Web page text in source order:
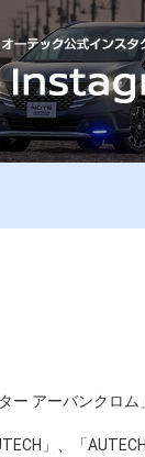
ー アーバンクロ
」、「